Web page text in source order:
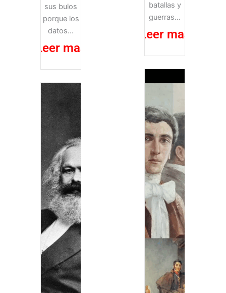
batallas y
guerras...
Leer mas
sus bulos
porque los
datos...
Leer mas